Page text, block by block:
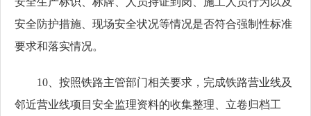
安全防护措施、现场安全状况等情况是否符合强制性标准
要求和落实情况。
10、按照铁路主管部门相关要求，完成铁路营业线及
邻近营业线项目安全监理资料的收集整理、立卷归档工